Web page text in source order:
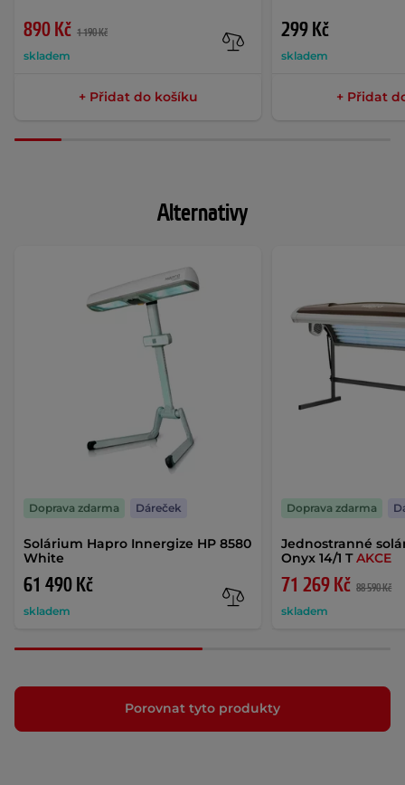
890 Kč 1 190 Kč
skladem
+ Přidat do košíku
299 Kč
skladem
+ Přidat
Alternativy
Solárium Hapro Innergize HP 8580
White
61 490 Kč
skladem
Doprava zdarma Dáreček
Jednostranné
Onyx 14/1 TAKCE
71 269 Kč 88 590 Kč
skladem
Doprava zdarma
Porovnat tyto produkty